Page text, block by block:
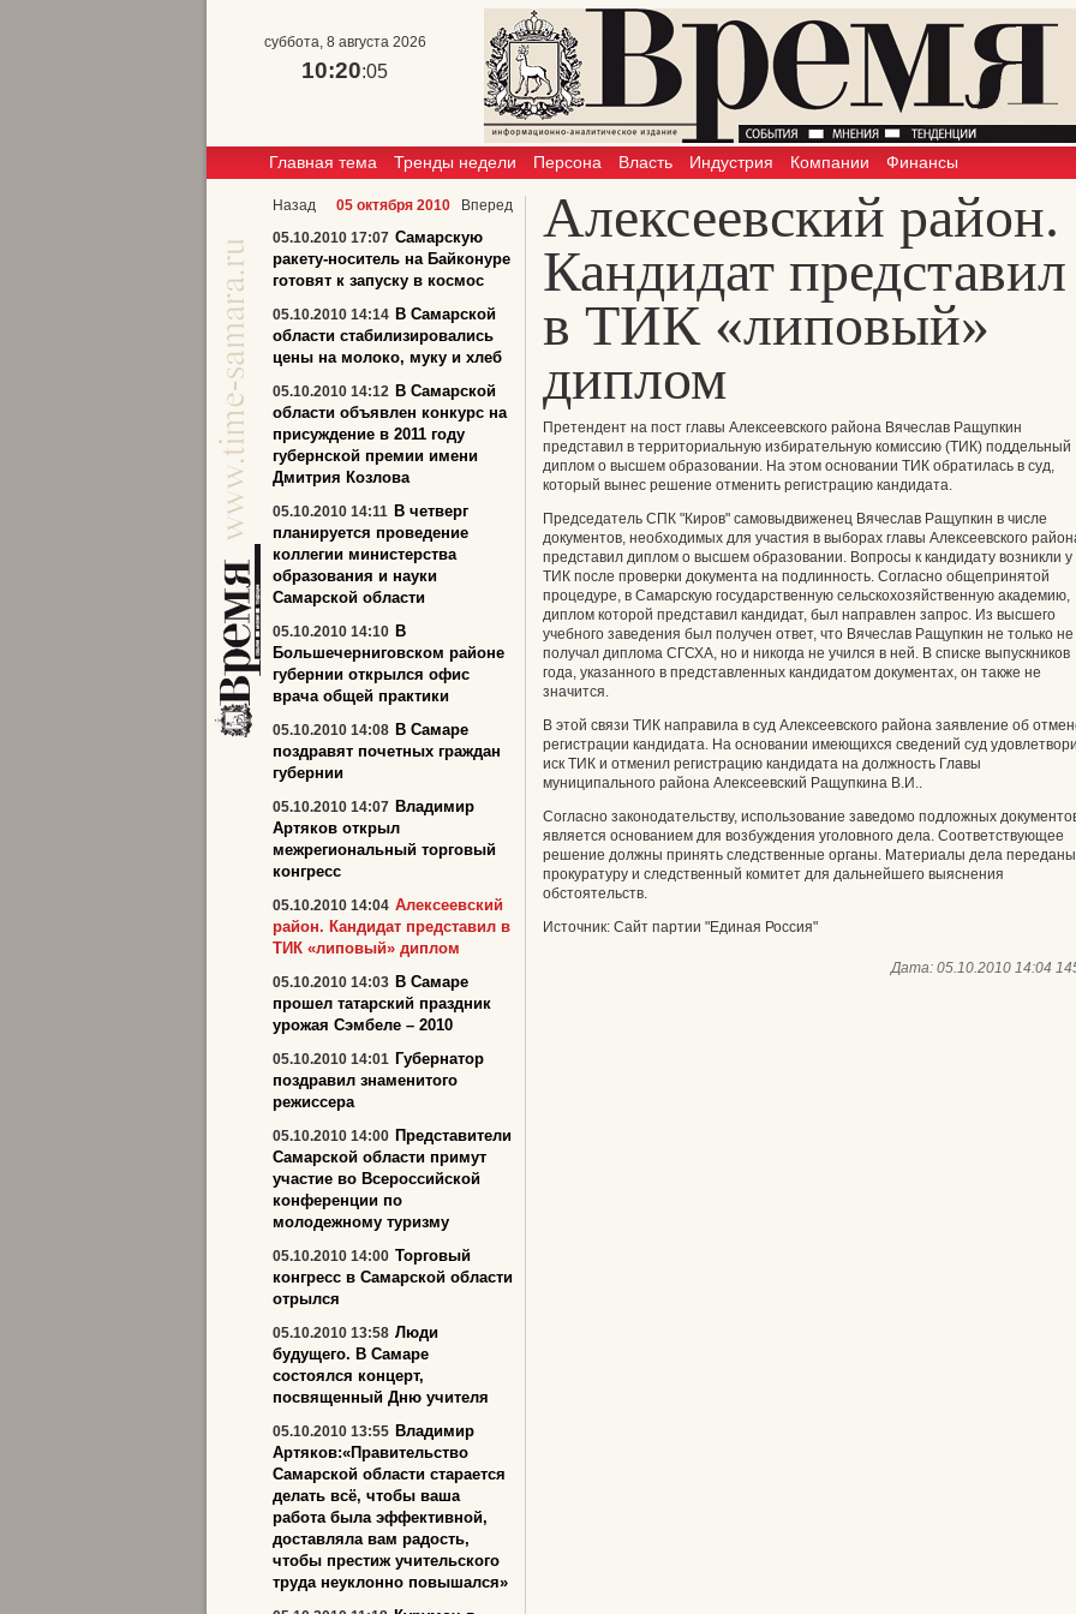
суббота, 8 августа 2026
10:20:06
Главная тема Тренды недели Персона Власть Индустрия Компании Финансы
Алексеевский район.
Кандидат представил
в ТИК «липовый»
диплом
Претендент на пост главы Алексеевского района Вячеслав Ращупкин
представил в территориальную избирательную комиссию (ТИК) поддельный
диплом о высшем образовании. На этом основании ТИК обратилась в суд,
который вынес решение отменить регистрацию кандидата.
Председатель СПК "Киров" самовыдвиженец Вячеслав Ращупкин в числе
документов, необходимых для участия в выборах главы Алексеевского
представил диплом о высшем образовании. Вопросы к кандидату возникли у
ТИК после проверки документа на подлинность. Согласно общепринятой
процедуре, в Самарскую государственную сельскохозяйственную академию,
диплом которой представил кандидат, был направлен запрос. Из высшего
учебного заведения был получен ответ, что Вячеслав Ращупкин не только не
получал диплома СГСХА, но и никогда не учился в ней. В списке выпускников
года, указанного в представленных кандидатом документах, он также не
значится.
В этой связи ТИК направила в суд Алексеевского района заявление об
регистрации кандидата. На основании имеющихся сведений суд
иск ТИК и отменил регистрацию кандидата на должность Главы
муниципального района Алексеевский Ращупкина В.И..
Согласно законодательству, использование заведомо подложных
является основанием для возбуждения уголовного дела. Соответствующее
решение должны принять следственные органы. Материалы дела
прокуратуру и следственный комитет для дальнейшего выяснения
обстоятельств.
Источник: Сайт партии "Единая Россия"
Дата: 05.10.2010 14:04
Назад 05 октября 2010
Вперед
05.10.2010 17:07 Самарскую
ракету-носитель на Байконуре
готовят к запуску в космос
05.10.2010 14:14 В Самарской
области стабилизировались
цены на молоко, муку и хлеб
05.10.2010 14:12 В Самарской
области объявлен конкурс на
присуждение в 2011 году
губернской премии имени
Дмитрия Козлова
05.10.2010 14:11 В четверг
планируется проведение
коллегии министерства
образования и науки
Самарской области
05.10.2010 14:10 В
Большечерниговском районе
губернии открылся офис
врача общей практики
05.10.2010 14:08 В Самаре
поздравят почетных граждан
губернии
05.10.2010 14:07 Владимир
Артяков открыл
межрегиональный торговый
конгресс
05.10.2010 14:04 Алексеевский
район. Кандидат представил в
ТИК «липовый» диплом
05.10.2010 14:03 В Самаре
прошел татарский праздник
урожая Сэмбеле – 2010
05.10.2010 14:01 Губернатор
поздравил знаменитого
режиссера
05.10.2010 14:00 Представители
Самарской области примут
участие во Всероссийской
конференции по
молодежному туризму
05.10.2010 14:00 Торговый
конгресс в Самарской области
отрылся
05.10.2010 13:58 Люди
будущего. В Самаре
состоялся концерт,
посвященный Дню учителя
05.10.2010 13:55 Владимир
Артяков:«Правительство
Самарской области старается
делать всё, чтобы ваша
работа была эффективной,
доставляла вам радость,
чтобы престиж учительского
труда неуклонно повышался»